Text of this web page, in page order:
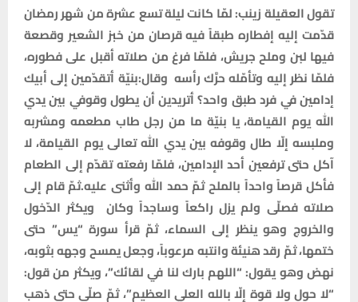
تقول العقيلة زينب: لمّا كانت ليلة تسع عشرة من شهر رمضان
قدّمت إليه إفطاره طبقاً فيه قرصان من خبز الشعير وقصعة
فيها لبن وملح جريش، فلمّا فرغ من صلاته أقبل على فطوره،
فلمّا نظر إليه وتأمّله حرَّك رأسه وقال:بنيّة أتقدّمين إلى أبيك
إدامين في فرد طبق واحد؟ أتريدين أن يطول وقوفي بين يدي
الله يوم القيامة، يا بنيّة ما من رجل طاب مطعمه ومشربه
وملبسه إلّا طال وقوفه بين يدي الله تعالى يوم القيامة، لا
آكل حتى ترفعين أحد الإدامين، فلمّا رفعته تقدّم إلى الطعام
فأكل قرصاً واحداً بالملح ثمّ حمد الله وأثنى عليه.ثمّ قام إلى
صلاته فصلّى ولم يزل راكعاً وساجداً وكان ويكثر الدّخول
والخروج وهو ينظر إلى السماء، ثمّ قرأ سورة “يس” حتى
ختمها، ثمّ رقد هنيئة وانتبه مرعوباً، وجعل يمسح وجهه بثوبه،
نهض وهو يقول: “اللهم بارك لنا في لقائك”، ويكثر من قول:
“لا حول ولا قوة إلّا بالله العلي العظيم”، ثمّ صلّى حتى ذهب